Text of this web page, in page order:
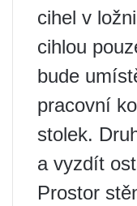
cihel v
cihlou
bude
pracovní
stolek.
a vyzdít
Prostor